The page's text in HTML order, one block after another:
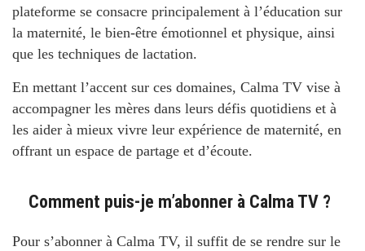
plateforme se consacre principalement à l’éducation sur
la maternité, le bien-être émotionnel et physique, ainsi
que les techniques de lactation.
En mettant l’accent sur ces domaines, Calma TV vise à
accompagner les mères dans leurs défis quotidiens et à
les aider à mieux vivre leur expérience de maternité, en
offrant un espace de partage et d’écoute.
Comment puis-je m’abonner à Calma TV ?
Pour s’abonner à Calma TV, il suffit de se rendre sur le